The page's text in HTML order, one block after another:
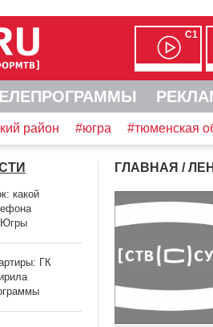
С1
район #югра #тюменская
ГЛАВНАЯ /
какой
Югры
ГК